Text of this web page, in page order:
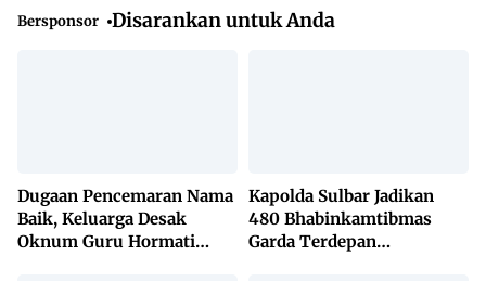
Bersponsor Disarankan untuk Anda
Dugaan Pencemaran Nama
Baik, Keluarga Desak
Oknum Guru Hormati
Kapolda Sulbar Jadikan
480 Bhabinkamtibmas
Garda Terdepan